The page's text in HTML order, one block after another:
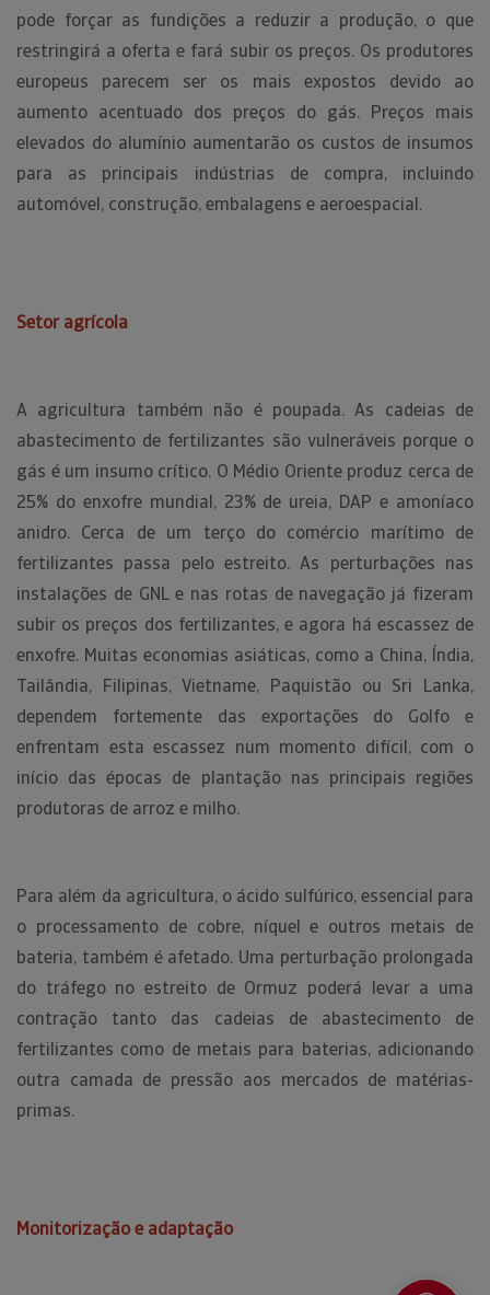
pode forçar as fundições a reduzir a produção, o que
restringirá a oferta e fará subir os preços. Os produtores
europeus parecem ser os mais expostos devido ao
aumento acentuado dos preços do gás. Preços mais
elevados do alumínio aumentarão os custos de insumos
para as principais indústrias de compra, incluindo
automóvel, construção, embalagens e aeroespacial.
Setor agrícola
A agricultura também não é poupada. As cadeias de
abastecimento de fertilizantes são vulneráveis porque o
gás é um insumo crítico. O Médio Oriente produz cerca de
25% do enxofre mundial, 23% de ureia, DAP e amoníaco
anidro. Cerca de um terço do comércio marítimo de
fertilizantes passa pelo estreito. As perturbações nas
instalações de GNL e nas rotas de navegação já fizeram
subir os preços dos fertilizantes, e agora há escassez de
enxofre. Muitas economias asiáticas, como a China, Índia,
Tailândia, Filipinas, Vietname, Paquistão ou Sri Lanka,
dependem fortemente das exportações do Golfo e
enfrentam esta escassez num momento difícil, com o
início das épocas de plantação nas principais regiões
produtoras de arroz e milho.
Para além da agricultura, o ácido sulfúrico, essencial para
o processamento de cobre, níquel e outros metais de
bateria, também é afetado. Uma perturbação prolongada
do tráfego no estreito de Ormuz poderá levar a uma
contração tanto das cadeias de abastecimento de
fertilizantes como de metais para baterias, adicionando
outra camada de pressão aos mercados de matérias-
primas.
Monitorização e adaptação